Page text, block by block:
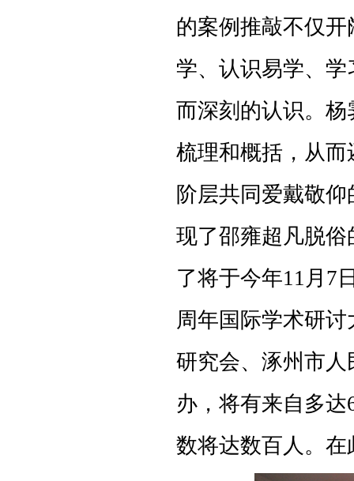
的案例推敲不仅
学、认识易学、
而深刻的认识。
梳理和概括，从
阶层共同爱戴敬
现了邵雍超凡脱
了将于今年11月7
周年国际学术研
研究会、涿州市
办，将有来自多
数将达数百人。